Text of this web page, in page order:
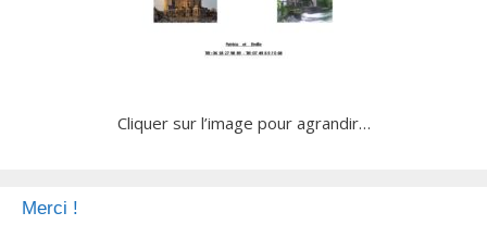
Cliquer sur l’image pour agrandir…
Merci !